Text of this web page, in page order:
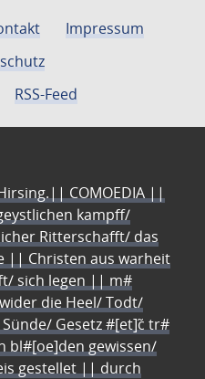
Impressum
RSS-Feed
COMOEDIA ||
kampff/
Ritterschafft/ das
|| Christen aus warheit
sich legen || m#
die Heel/ Todt/
Gesetz #[et]c̃ tr#
bl#[oe]den gewissen/
gestellet || durch